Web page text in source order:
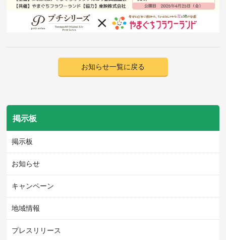
お知らせ一覧に戻る
掲示板
掲示板
お知らせ
キャンペーン
地域情報
プレスリリース